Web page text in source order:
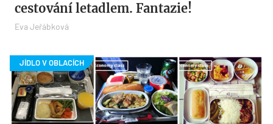
cestování letadlem. Fantazie!
Eva Jeřábková